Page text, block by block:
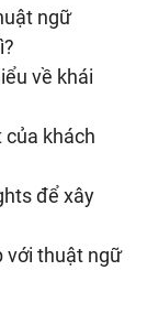
ngữ
về khái
của khách
để xây
với thuật ngữ